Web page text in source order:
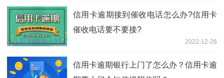
信用卡逾期接到催收电话怎么办?信用卡
催收电话要不要接?
2022-12-26
信用卡逾期银行上门了怎么办？信用卡逾